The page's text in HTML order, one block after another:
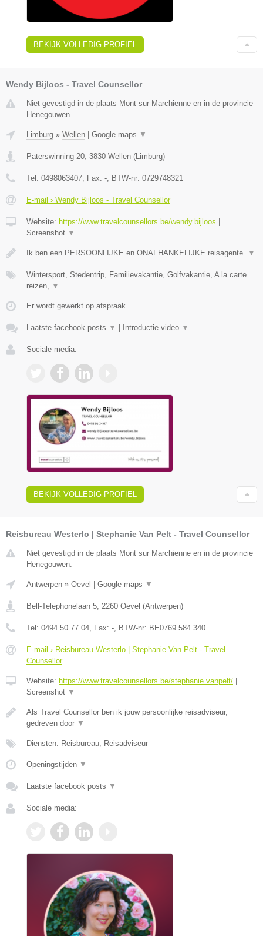
BEKIJK VOLLEDIG PROFIEL
Wendy Bijloos - Travel Counsellor
Niet gevestigd in de plaats Mont sur Marchienne en in de provincie
Henegouwen.
Limburg » Wellen Google maps ▼
Paterswinning 20 3830 Wellen ( Limburg)
Tel: 0498063407 , Fax: - , BTW-nr: 0729748321
E-mail › Wendy Bijloos - Travel Counsellor
Website: https://www.travelcounsellors.be/wendy.bijloos
Screenshot ▼
Ik ben een PERSOONLIJKE en ONAFHANKELIJKE reisagente. ▼
Wintersport, Stedentrip, Familievakantie, Golfvakantie, A la carte
reizen,
▼
Er wordt gewerkt op afspraak.
Laatste facebook posts ▼ Introductie video ▼
Sociale media:
BEKIJK VOLLEDIG PROFIEL
Reisbureau Westerlo | Stephanie Van Pelt - Travel Counsellor
Niet gevestigd in de plaats Mont sur Marchienne en in de provincie
Henegouwen.
Antwerpen » Oevel Google maps ▼
Bell-Telephonelaan 5 2260 Oevel (Antwerpen)
Tel: 0494 50 77 04 , Fax: - , BTW-nr: BE0769.584.340
E-mail › Reisbureau Westerlo | Stephanie Van Pelt - Travel
Counsellor
Website: https://www.travelcounsellors.be/stephanie.vanpelt/
Screenshot ▼
Als Travel Counsellor ben ik jouw persoonlijke reisadviseur,
gedreven door ▼
Diensten: Reisbureau, Reisadviseur
Openingstijden ▼
Laatste facebook posts ▼
Sociale media: